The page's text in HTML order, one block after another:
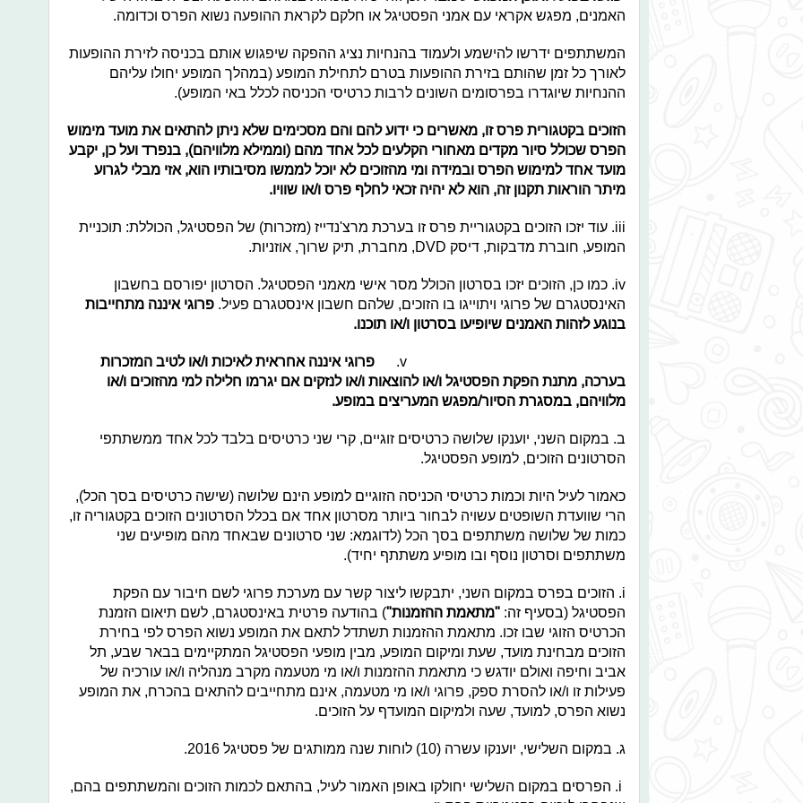
האמנים, מפגש אקראי עם אמני הפסטיגל או חלקם לקראת ההופעה נשוא הפרס וכדומה.
המשתתפים ידרשו להישמע ולעמוד בהנחיות נציג ההפקה שיפגוש אותם בכניסה לזירת ההופעות
לאורך כל זמן שהותם בזירת ההופעות בטרם לתחילת המופע (במהלך המופע יחולו עליהם
ההנחיות שיוגדרו בפרסומים השונים לרבות כרטיסי הכניסה לכלל באי המופע).
הזוכים בקטגורית פרס זו, מאשרים כי ידוע להם והם מסכימים שלא ניתן להתאים את מועד מימוש
הפרס שכולל סיור מקדים מאחורי הקלעים לכל אחד מהם (וממילא מלוויהם), בנפרד ועל כן, יקבע
מועד אחד למימוש הפרס ובמידה ומי מהזוכים לא יוכל לממשו מסיבותיו הוא, אזי מבלי לגרוע
מיתר הוראות תקנון זה, הוא לא יהיה זכאי לחלף פרס ו/או שוויו.
iii. עוד יזכו הזוכים בקטגוריית פרס זו בערכת מרצ'נדייז (מזכרות) של הפסטיגל, הכוללת: תוכניית
המופע, חוברת מדבקות, דיסק DVD, מחברת, תיק שרוך, אוזניות.
iv. כמו כן, הזוכים יזכו בסרטון הכולל מסר אישי מאמני הפסטיגל. הסרטון יפורסם בחשבון
האינסטגרם של פרוגי ויתוייגו בו הזוכים, שלהם חשבון אינסטגרם פעיל. פרוגי איננה מתחייבות
בנוגע לזהות האמנים שיופיעו בסרטון ו/או תוכנו.
פרוגי איננה אחראית לאיכות ו/או לטיב המזכרות
בערכה, מתנת הפקת הפסטיגל ו/או להוצאות ו/או לנזקים אם יגרמו חלילה למי מהזוכים ו/או
מלוויהם, במסגרת הסיור/מפגש המעריצים במופע.
ב. במקום השני, יוענקו שלושה כרטיסים זוגיים, קרי שני כרטיסים בלבד לכל אחד ממשתתפי
הסרטונים הזוכים, למופע הפסטיגל.
כאמור לעיל היות וכמות כרטיסי הכניסה הזוגיים למופע הינם שלושה (שישה כרטיסים בסך הכל),
הרי שוועדת השופטים עשויה לבחור ביותר מסרטון אחד אם בכלל הסרטונים הזוכים בקטגוריה זו,
כמות של שלושה משתתפים בסך הכל (לדוגמא: שני סרטונים שבאחד מהם מופיעים שני
משתתפים וסרטון נוסף ובו מופיע משתתף יחיד).
i. הזוכים בפרס במקום השני, יתבקשו ליצור קשר עם מערכת פרוגי לשם חיבור עם הפקת
הפסטיגל (בסעיף זה: "מתאמת ההזמנות") בהודעה פרטית באינסטגרם, לשם תיאום הזמנת
הכרטיס הזוגי שבו זכו. מתאמת ההזמנות תשתדל לתאם את המופע נשוא הפרס לפי בחירת
הזוכים מבחינת מועד, שעת ומיקום המופע, מבין מופעי הפסטיגל המתקיימים בבאר שבע, תל
אביב וחיפה ואולם יודגש כי מתאמת ההזמנות ו/או מי מטעמה מקרב מנהליה ו/או עורכיה של
פעילות זו ו/או להסרת ספק, פרוגי ו/או מי מטעמה, אינם מתחייבים להתאים בהכרח, את המופע
נשוא הפרס, למועד, שעה ולמיקום המועדף על הזוכים.
ג. במקום השלישי, יוענקו עשרה (10) לוחות שנה ממותגים של פסטיגל 2016.
i. הפרסים במקום השלישי יחולקו באופן האמור לעיל, בהתאם לכמות הזוכים והמשתתפים בהם,